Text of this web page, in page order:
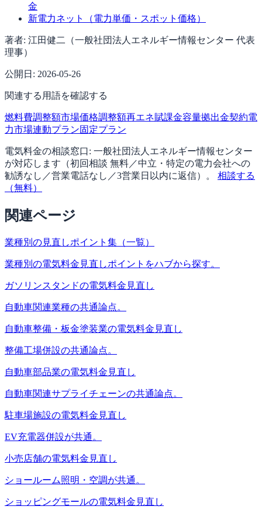
金
新電力ネット（電力単価・スポット価格）
著者: 江田健二（一般社団法人エネルギー情報センター 代表
理事）
公開日: 2026-05-26
関連する用語を確認する
燃料費調整額市場価格調整額再エネ賦課金容量拠出金契約電
力市場連動プラン固定プラン
電気料金の相談窓口: 一般社団法人エネルギー情報センター
が対応します（初回相談 無料／中立・特定の電力会社への
勧誘なし／営業電話なし／3営業日以内に返信）。
相談する
（無料）
関連ページ
業種別の見直しポイント集（一覧）
業種別の電気料金見直しポイントをハブから探す。
ガソリンスタンドの電気料金見直し
自動車関連業種の共通論点。
自動車整備・板金塗装業の電気料金見直し
整備工場併設の共通論点。
自動車部品業の電気料金見直し
自動車関連サプライチェーンの共通論点。
駐車場施設の電気料金見直し
EV充電器併設が共通。
小売店舗の電気料金見直し
ショールーム照明・空調が共通。
ショッピングモールの電気料金見直し